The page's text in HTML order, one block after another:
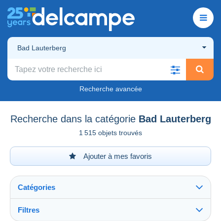
Bad Lauterberg
Recherche avancée
Recherche dans la catégorie Bad Lauterberg
1 515 objets trouvés
Ajouter à mes favoris
Catégories
Filtres